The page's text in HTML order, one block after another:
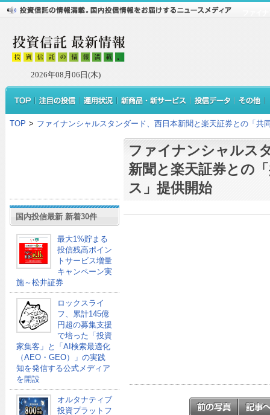
2026年08月06日(木)
TOP > ファイナンシャルスタンダード、西日本新聞と楽天証券との「共
国内投信最新 新着30件
最大1%貯まる
投信残高ポイン
トサービス増量
キャンペーン実
施～松井証券
ロックスライ
フ、累計145億
円超の募集支援
で培った「投資
家集客」と「AI検索最適化
（AEO・GEO）」の実践
知を発信する公式メディア
を開設
オルタナティブ
投資プラットフ
ファイナンシャルス
新聞と楽天証券との
ス」提供開始